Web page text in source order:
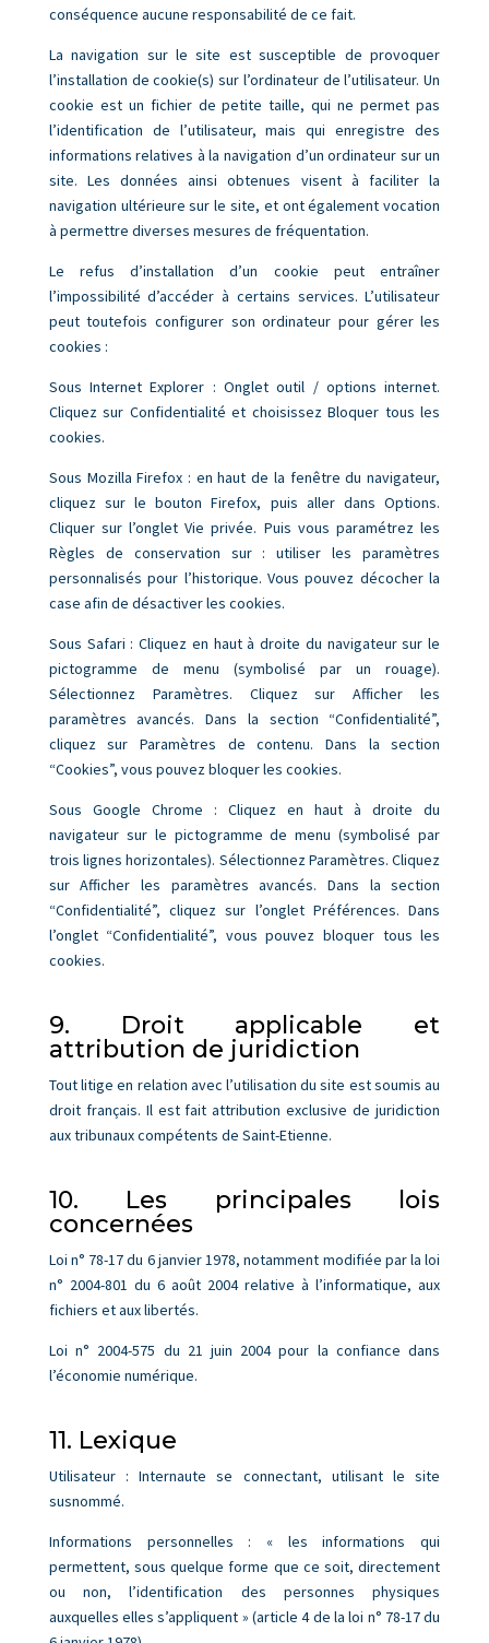
conséquence aucune responsabilité de ce fait.
La navigation sur le site est susceptible de provoquer
l’installation de cookie(s) sur l’ordinateur de l’utilisateur. Un
cookie est un fichier de petite taille, qui ne permet pas
l’identification de l’utilisateur, mais qui enregistre des
informations relatives à la navigation d’un ordinateur sur un
site. Les données ainsi obtenues visent à faciliter la
navigation ultérieure sur le site, et ont également vocation
à permettre diverses mesures de fréquentation.
Le refus d’installation d’un cookie peut entraîner
l’impossibilité d’accéder à certains services. L’utilisateur
peut toutefois configurer son ordinateur pour gérer les
cookies :
Sous Internet Explorer : Onglet outil / options internet.
Cliquez sur Confidentialité et choisissez Bloquer tous les
cookies.
Sous Mozilla Firefox : en haut de la fenêtre du navigateur,
cliquez sur le bouton Firefox, puis aller dans Options.
Cliquer sur l’onglet Vie privée. Puis vous paramétrez les
Règles de conservation sur : utiliser les paramètres
personnalisés pour l’historique. Vous pouvez décocher la
case afin de désactiver les cookies.
Sous Safari : Cliquez en haut à droite du navigateur sur le
pictogramme de menu (symbolisé par un rouage).
Sélectionnez Paramètres. Cliquez sur Afficher les
paramètres avancés. Dans la section “Confidentialité”,
cliquez sur Paramètres de contenu. Dans la section
“Cookies”, vous pouvez bloquer les cookies.
Sous Google Chrome : Cliquez en haut à droite du
navigateur sur le pictogramme de menu (symbolisé par
trois lignes horizontales). Sélectionnez Paramètres. Cliquez
sur Afficher les paramètres avancés. Dans la section
“Confidentialité”, cliquez sur l’onglet Préférences. Dans
l’onglet “Confidentialité”, vous pouvez bloquer tous les
cookies.
9. Droit applicable et
attribution de juridiction
Tout litige en relation avec l’utilisation du site est soumis au
droit français. Il est fait attribution exclusive de juridiction
aux tribunaux compétents de Saint-Etienne.
10. Les principales lois
concernées
Loi n° 78-17 du 6 janvier 1978, notamment modifiée par la loi
n° 2004-801 du 6 août 2004 relative à l’informatique, aux
fichiers et aux libertés.
Loi n° 2004-575 du 21 juin 2004 pour la confiance dans
l’économie numérique.
11. Lexique
Utilisateur : Internaute se connectant, utilisant le site
susnommé.
Informations personnelles : « les informations qui
permettent, sous quelque forme que ce soit, directement
ou non, l’identification des personnes physiques
auxquelles elles s’appliquent » (article 4 de la loi n° 78-17 du